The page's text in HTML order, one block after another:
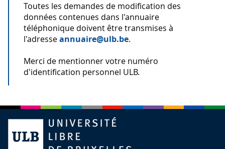
Toutes les demandes de modification des
données contenues dans l'annuaire
téléphonique doivent être transmises à
l'adresseannuaire@ulb.be.
Merci de mentionner votre numéro
d'identification personnel ULB.